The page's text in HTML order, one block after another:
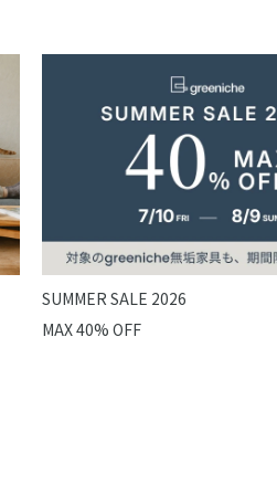
SUMMER SALE 2026
MAX 40% OFF